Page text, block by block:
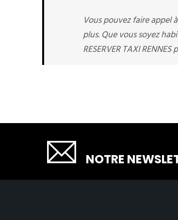
Vous pouvez faire appel
plus. Que vous soyez
RESERVER TAXI
NOTRE